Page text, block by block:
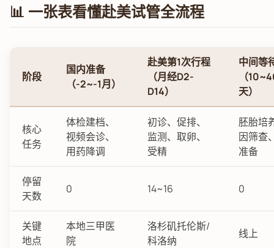
📊 一张表看懂赴美试管全流程
阶段
国内准备
（-2~-1月）
赴美第1次行程
（月经D2-
D14）
中间等
（
天）
核心
任务
体检建档、
视频会诊、
用药降调
初诊、促排、
监测、取卵、
受精
胚胎培
因筛查
准备
停留
天数
0 14~16 0
关键
地点
本地三甲医
院
洛杉矶托伦斯/
科洛纳
线上